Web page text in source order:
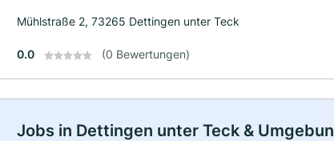
Mühlstraße 2, 73265 Dettingen unter Teck
0.0 (0 Bewertungen)
Jobs in Dettingen unter Teck &